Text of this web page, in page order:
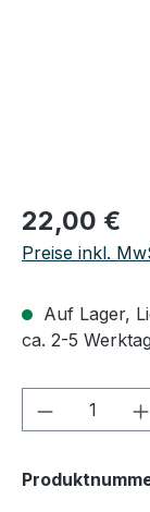
Regulärer Preis:
22,00 €
Preise inkl.
Auf Lager,
ca. 2-5
Produkt